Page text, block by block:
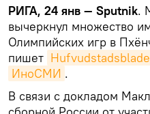
РИГА, 24 янв — Sputnik.
вычеркнул множество
Олимпийских игр в
пишет
ИноСМИ .
В связи с докладом